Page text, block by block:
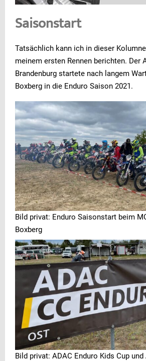
Saisonstart
Tatsächlich kann ich in dieser
meinem ersten Rennen berichten. Der
Brandenburg startete nach langem
Boxberg in die Enduro Saison 2021.
Bild privat: Enduro Saisonstart beim
Boxberg
Bild privat: ADAC Enduro Kids Cup und